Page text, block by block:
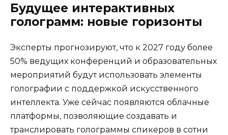
Будущее интерактивных
голограмм: новые горизонты
Эксперты прогнозируют, что к 2027 году более
50% ведущих конференций и образовательных
мероприятий будут использовать элементы
голографии с поддержкой искусственного
интеллекта. Уже сейчас появляются облачные
платформы, позволяющие создавать и
транслировать голограммы спикеров в сотни